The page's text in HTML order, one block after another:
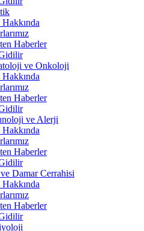
Haberler
ve Onkoloji
Haberler
ve Alerji
Haberler
Damar Cerrahisi
Haberler